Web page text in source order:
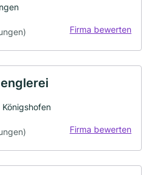
Firma bewerten
Firma bewerten